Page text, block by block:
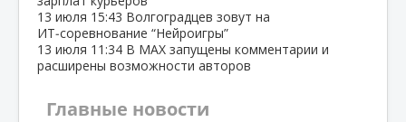
13 июля 15:43 Волгоградцев зовут на
ИТ‑соревнование “Нейроигры”
13 июля 11:34 В МАХ запущены комментарии и
расширены возможности авторов
Главные новости